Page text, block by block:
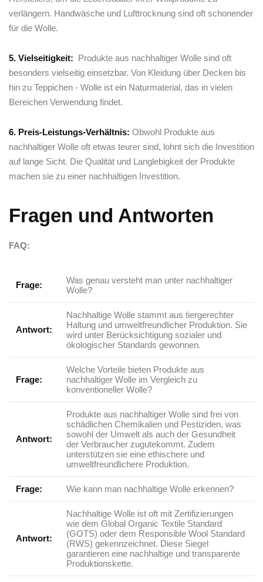
verlängern. Handwäsche und Lufttrocknung⁣ sind oft ⁤schonender
für die⁣ Wolle.
5. Vielseitigkeit: ⁤ Produkte aus nachhaltiger ⁣Wolle sind oft
besonders vielseitig einsetzbar. ⁣Von Kleidung über Decken‍ bis
hin zu ‍Teppichen ⁢- Wolle ist ein ‌Naturmaterial, das ‌in vielen
Bereichen Verwendung⁣ findet.
6. Preis-Leistungs-Verhältnis: Obwohl‌ Produkte aus
nachhaltiger Wolle oft etwas ⁢teurer ‍sind, ‍lohnt sich die ​Investition​
auf lange‍ Sicht. Die Qualität ‌und Langlebigkeit der Produkte
machen sie‌ zu‍ einer ‍nachhaltigen‍ Investition.
Fragen und‍ Antworten
FAQ:
Frage:
Was ⁤genau versteht man unter nachhaltiger
Wolle?
Antwort:
Nachhaltige Wolle stammt​ aus ⁣tiergerechter‌
Haltung und umweltfreundlicher ​Produktion. Sie​
wird unter⁤ Berücksichtigung sozialer ‌und‍
ökologischer ‌Standards gewonnen.
Frage:
Welche Vorteile bieten ⁢Produkte ​aus
nachhaltiger Wolle im ‍Vergleich ‌zu
konventioneller ⁣Wolle?
Antwort:
Produkte aus ‌nachhaltiger⁤ Wolle ​sind frei von
schädlichen Chemikalien und Pestiziden, ⁢was ​
sowohl der Umwelt als⁢ auch der Gesundheit‌
der Verbraucher zugutekommt.​ Zudem
‍unterstützen sie eine ethischere und
umweltfreundlichere Produktion.
Frage: Wie kann man nachhaltige ⁢Wolle erkennen?
Antwort:
Nachhaltige Wolle ‍ist oft mit Zertifizierungen
wie ‌dem ‍Global ​Organic Textile Standard
(GOTS) oder‍ dem Responsible Wool Standard
(RWS) gekennzeichnet. Diese Siegel⁤
garantieren eine nachhaltige und transparente
Produktionskette.